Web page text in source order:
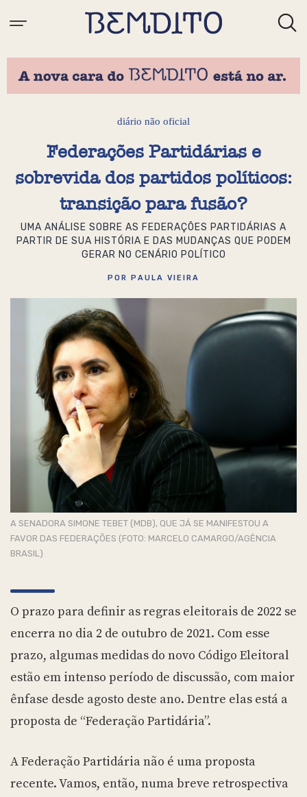
diário não oficial
Federações Partidárias e
sobrevida dos partidos políticos:
transição para fusão?
UMA ANÁLISE SOBRE AS FEDERAÇÕES PARTIDÁRIAS A
PARTIR DE SUA HISTÓRIA E DAS MUDANÇAS QUE PODEM
GERAR NO CENÁRIO POLÍTICO
POR PAULA VIEIRA
A SENADORA SIMONE TEBET (MDB), QUE JÁ SE MANIFESTOU A
FAVOR DAS FEDERAÇÕES (FOTO: MARCELO CAMARGO/AGÊNCIA
BRASIL)
O prazo para definir as regras eleitorais de 2022 se
encerra no dia 2 de outubro de 2021. Com esse
prazo, algumas medidas do novo Código Eleitoral
estão em intenso período de discussão, com maior
ênfase desde agosto deste ano. Dentre elas está a
proposta de “Federação Partidária”.
A Federação Partidária não é uma proposta
recente. Vamos, então, numa breve retrospectiva